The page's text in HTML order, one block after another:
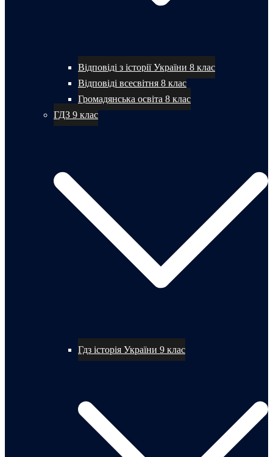
Відповіді з історії України 8 клас
Відповіді всесвітня 8 клас
Громадянська освіта 8 клас
ГДЗ 9 клас
Гдз історія України 9 клас